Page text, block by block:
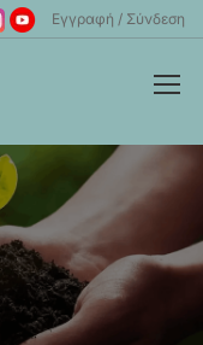
Εγγραφή Σύνδεση